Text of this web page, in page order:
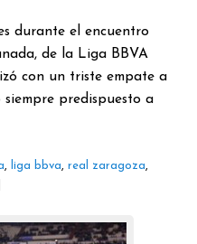
durante el encuentro
de la Liga BBVA
con un triste empate a
predispuesto a
, liga bbva, real zaragoza,